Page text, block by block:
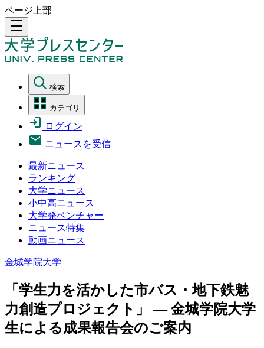
ページ上部
density_medium
検索
カテゴリ
ログイン
ニュースを受信
最新ニュース
ランキング
大学ニュース
小中高ニュース
大学発ベンチャー
ニュース特集
動画ニュース
金城学院大学
「学生力を活かした市バス・地下鉄魅
力創造プロジェクト」 — 金城学院大学
生による成果報告会のご案内